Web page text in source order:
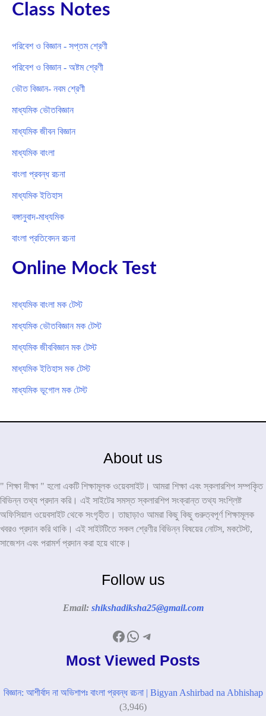
Class Notes
পরিবেশ ও বিজ্ঞান - সপ্তম শ্রেণী
পরিবেশ ও বিজ্ঞান - অষ্টম শ্রেণী
ভৌত বিজ্ঞান- নবম শ্রেণী
মাধ্যমিক ভৌতবিজ্ঞান
মাধ্যমিক জীবন বিজ্ঞান
মাধ্যমিক বাংলা
বাংলা প্রবন্ধ রচনা
মাধ্যমিক ইতিহাস
বঙ্গানুবাদ-মাধ্যমিক
বাংলা প্রতিবেদন রচনা
Online Mock Test
মাধ্যমিক বাংলা মক টেস্ট
মাধ্যমিক ভৌতবিজ্ঞান মক টেস্ট
মাধ্যমিক জীববিজ্ঞান মক টেস্ট
মাধ্যমিক ইতিহাস মক টেস্ট
মাধ্যমিক ভূগোল মক টেস্ট
About us
" শিক্ষা দীক্ষা " হলো একটি শিক্ষামূলক ওয়েবসাইট। আমরা শিক্ষা এবং স্কলারশিপ সম্পকৃিত
বিভিন্ন তথ্য প্রদান করি। এই সাইটের সমস্ত স্কলারশিপ সংক্রান্ত তথ্য সংশ্লিষ্ট
অফিসিয়াল ওয়েবসাইট থেকে সংগৃহীত। তাছাড়াও আমরা কিছু কিছু গুরুত্বপূর্ণ শিক্ষামূলক
খবরও প্রদান করি থাকি। এই সাইটটিতে সকল শ্রেণীর বিভিন্ন বিষয়ের নোটস, মকটেস্ট,
সাজেশন এবং পরামর্শ প্রদান করা হয়ে থাকে।
Follow us
Email: shikshadiksha25@gmail.com
Facebook
WhatsApp
Telegram
Most Viewed Posts
বিজ্ঞান: আশীর্বাদ না অভিশাপঃ বাংলা প্রবন্ধ রচনা | Bigyan Ashirbad na Abhishap
(3,946)